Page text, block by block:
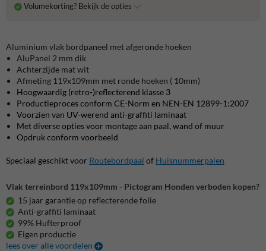
Volumekorting? Bekijk de opties
Aluminium vlak bordpaneel met afgeronde hoeken
AluPanel 2 mm dik
Achterzijde mat wit
Afmeting 119x109mm met ronde hoeken ( 10mm)
Hoogwaardig (retro-)reflecterend klasse 3
Productieproces conform CE-Norm en NEN-EN 12899-1:2007
Voorzien van UV-werend anti-graffiti laminaat
Met diverse opties voor montage aan paal, wand of muur
Opdruk conform voorbeeld
Speciaal geschikt voor Routebordpaal of Huisnummerpalen
Vlak terreinbord 119x109mm - Pictogram Honden verboden kopen?
15 jaar garantie op reflecterende folie
Anti-graffiti laminaat
99% Hufterproof
Eigen productie
lees over alle voordelen